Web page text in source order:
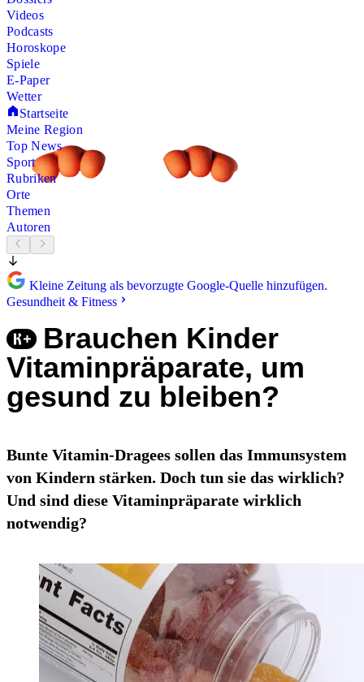
Videos
Podcasts
Horoskope
Spiele
E-Paper
Wetter
Startseite
Meine Region
Top News
Sport
Rubriken
Orte
Themen
Autoren
Kleine Zeitung als bevorzugte Google-Quelle hinzufügen.
Gesundheit & Fitness
Brauchen Kinder
Vitaminpräparate, um
gesund zu bleiben?
Bunte Vitamin-Dragees sollen das Immunsystem
von Kindern stärken. Doch tun sie das wirklich?
Und sind diese Vitaminpräparate wirklich
notwendig?